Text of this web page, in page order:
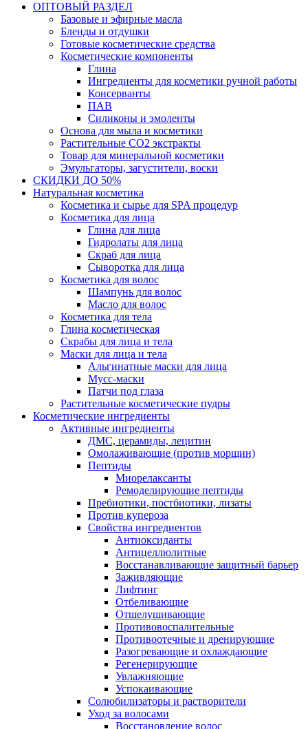
ОПТОВЫЙ РАЗДЕЛ
Базовые и эфирные масла
Бленды и отдушки
Готовые косметические средства
Косметические компоненты
Глина
Ингредиенты для косметики ручной работы
Консерванты
ПАВ
Силиконы и эмоленты
Основа для мыла и косметики
Растительные СО2 экстракты
Товар для минеральной косметики
Эмульгаторы, загустители, воски
СКИДКИ ДО 50%
Натуральная косметика
Косметика и сырье для SPA процедур
Косметика для лица
Глина для лица
Гидролаты для лица
Скраб для лица
Сыворотка для лица
Косметика для волос
Шампунь для волос
Масло для волос
Косметика для тела
Глина косметическая
Скрабы для лица и тела
Маски для лица и тела
Альгинатные маски для лица
Мусс-маски
Патчи под глаза
Растительные косметические пудры
Косметические ингредиенты
Активные ингредиенты
ДМС, церамиды, лецитин
Омолаживающие (против морщин)
Пептиды
Миорелаксанты
Ремоделирующие пептиды
Пребиотики, постбиотики, лизаты
Против купероза
Свойства ингредиентов
Антиоксиданты
Антицеллюлитные
Восстанавливающие защитный барьер
Заживляющие
Лифтинг
Отбеливающие
Отшелушивающие
Противовоспалительные
Противоотечные и дренирующие
Разогревающие и охлаждающие
Регенерирующие
Увлажняющие
Успокаивающие
Солюбилизаторы и растворители
Уход за волосами
Восстановление волос